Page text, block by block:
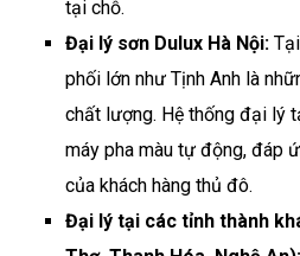
tại chỗ.
Đại lý sơn Dulux Hà Nội:
phối lớn như Tịnh Anh là
chất lượng. Hệ thống đại lý
máy pha màu tự động, đáp
của khách hàng thủ đô.
Đại lý tại các tỉnh thành